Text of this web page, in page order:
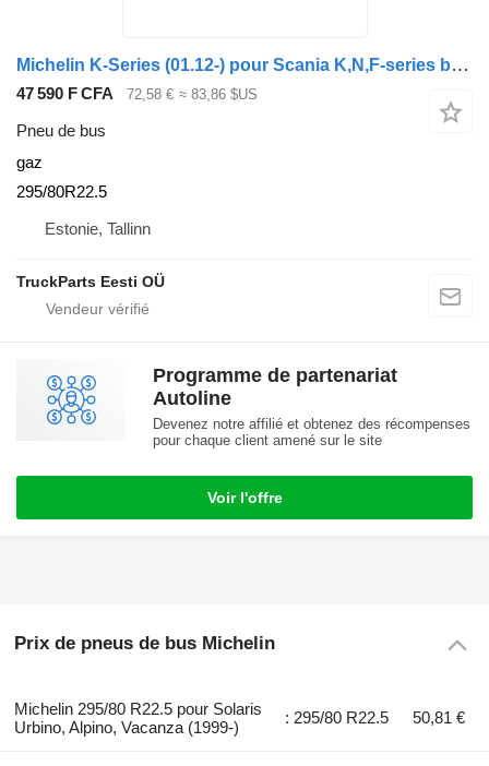
Michelin K-Series (01.12-) pour Scania K,N,F-series bus (2006-)
47 590 F CFA 72,58 € ≈ 83,86 $US
Pneu de bus
gaz
295/80R22.5
Estonie, Tallinn
TruckParts Eesti OÜ
Programme de partenariat
Autoline
Devenez notre affilié et obtenez des récompenses
pour chaque client amené sur le site
Voir l'offre
Prix de pneus de bus Michelin
Michelin 295/80 R22.5 pour Solaris
Urbino, Alpino, Vacanza (1999-)
: 295/80 R22.5 50,81 €